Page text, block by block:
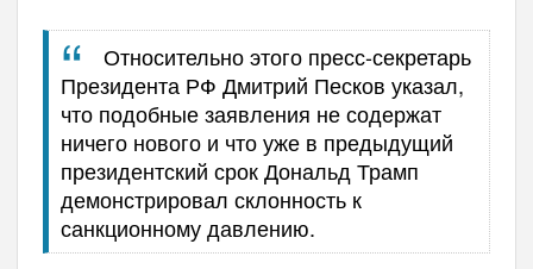
Относительно этого пресс-секретарь
Президента РФ Дмитрий Песков указал,
что подобные заявления не содержат
ничего нового и что уже в предыдущий
президентский срок Дональд Трамп
демонстрировал склонность к
санкционному давлению.